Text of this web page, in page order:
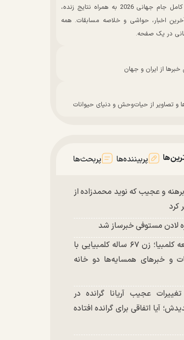
مشاهده جدول کامل جام جهانی 2026 به همراه نتایج زنده،
آخرین اخبار، حواشی و خلاصه مسابقات. همه
در یک صفحه.
از ایران و جهان
و تصاویر از حیات‌وحش و دنیای حیوانات
پربیننده‌ها پربحث‌ها
و عجیب که نوید محمدزاده از
لادن مستوفی خبرساز شد
ملکه شایعه کلمبیا؛ زن ۶۷ ساله کلمبیایی با
و خبر‌های همسایه‌ها دو خانه
عجیب آریانا گرانده در
آیا اتفاقی برای گرانده افتاده